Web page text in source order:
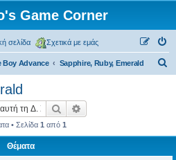
Game Corner
σελίδα Σχετικά με εμάς
Boy Advance Sapphire, Ruby, Emerald
Αναζήτηση
• Σελίδα 1 από 1
Θέματα